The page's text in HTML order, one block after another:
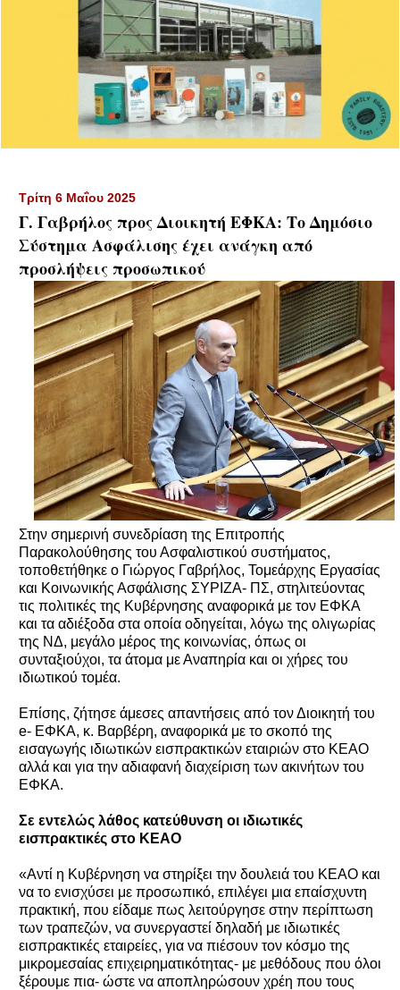
Τρίτη 6 Μαΐου 2025
Γ. Γαβρήλος προς Διοικητή ΕΦΚΑ: Το Δημόσιο
Σύστημα Ασφάλισης έχει ανάγκη από
προσλήψεις προσωπικού
Στην σημερινή συνεδρίαση της Επιτροπής
Παρακολούθησης του Ασφαλιστικού συστήματος,
τοποθετήθηκε ο Γιώργος Γαβρήλος, Τομεάρχης Εργασίας
και Κοινωνικής Ασφάλισης ΣΥΡΙΖΑ- ΠΣ, στηλιτεύοντας
τις πολιτικές της Κυβέρνησης αναφορικά με τον ΕΦΚΑ
και τα αδιέξοδα στα οποία οδηγείται, λόγω της ολιγωρίας
της ΝΔ, μεγάλο μέρος της κοινωνίας, όπως οι
συνταξιούχοι, τα άτομα με Αναπηρία και οι χήρες του
ιδιωτικού τομέα.
Επίσης, ζήτησε άμεσες απαντήσεις από τον Διοικητή του
e- ΕΦΚΑ, κ. Βαρβέρη, αναφορικά με το σκοπό της
εισαγωγής ιδιωτικών εισπρακτικών εταιριών στο ΚΕΑΟ
αλλά και για την αδιαφανή διαχείριση των ακινήτων του
ΕΦΚΑ.
Σε εντελώς λάθος κατεύθυνση οι ιδιωτικές
εισπρακτικές στο ΚΕΑΟ
«Αντί η Κυβέρνηση να στηρίξει την δουλειά του ΚΕΑΟ και
να το ενισχύσει με προσωπικό, επιλέγει μια επαίσχυντη
πρακτική, που είδαμε πως λειτούργησε στην περίπτωση
των τραπεζών, να συνεργαστεί δηλαδή με ιδιωτικές
εισπρακτικές εταιρείες, για να πιέσουν τον κόσμο της
μικρομεσαίας επιχειρηματικότητας- με μεθόδους που όλοι
ξέρουμε πια- ώστε να αποπληρώσουν χρέη που τους